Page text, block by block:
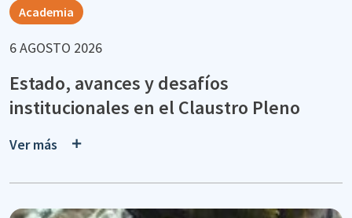
Academia
6 AGOSTO 2026
Estado, avances y desafíos
institucionales en el Claustro Pleno
Ver más